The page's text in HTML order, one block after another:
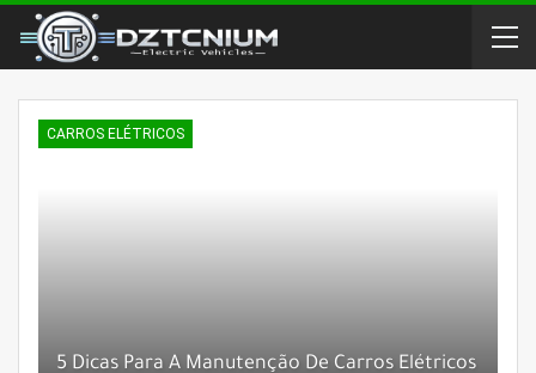
CARROS ELÉTRICOS
5 Dicas Para A Manutenção De Carros Elétricos